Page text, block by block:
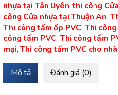
nhựa tại Tân Uyên, thi công
công Cửa nhựa tại Thuận An,
Thi công tấm ốp PVC, Thi
công tấm PVC, Thi công tấm
mại, Thi công tấm PVC cho
Mô tả Đánh giá (0)